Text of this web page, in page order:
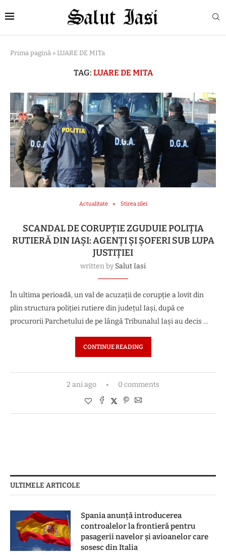
Prima pagină » LUARE DE MITa
TAG: LUARE DE MITA
Actualitate Stirea zilei
SCANDAL DE CORUPȚIE ZGUDUIE POLIȚIA
RUTIERĂ DIN IAȘI: AGENȚI ȘI ȘOFERI SUB LUPA
JUSTIȚIEI
written bySalut Iasi
În ultima perioadă, un val de acuzații de corupție a lovit din
plin structura poliției rutiere din județul Iași, după ce
procurorii Parchetului de pe lângă Tribunalul Iași au decis …
CONTINUE READING
2 ani ago 0 comments
ULTIMELE ARTICOLE
Spania anunță introducerea
controalelor la frontieră pentru
pasagerii navelor și avioanelor care
sosesc din Italia